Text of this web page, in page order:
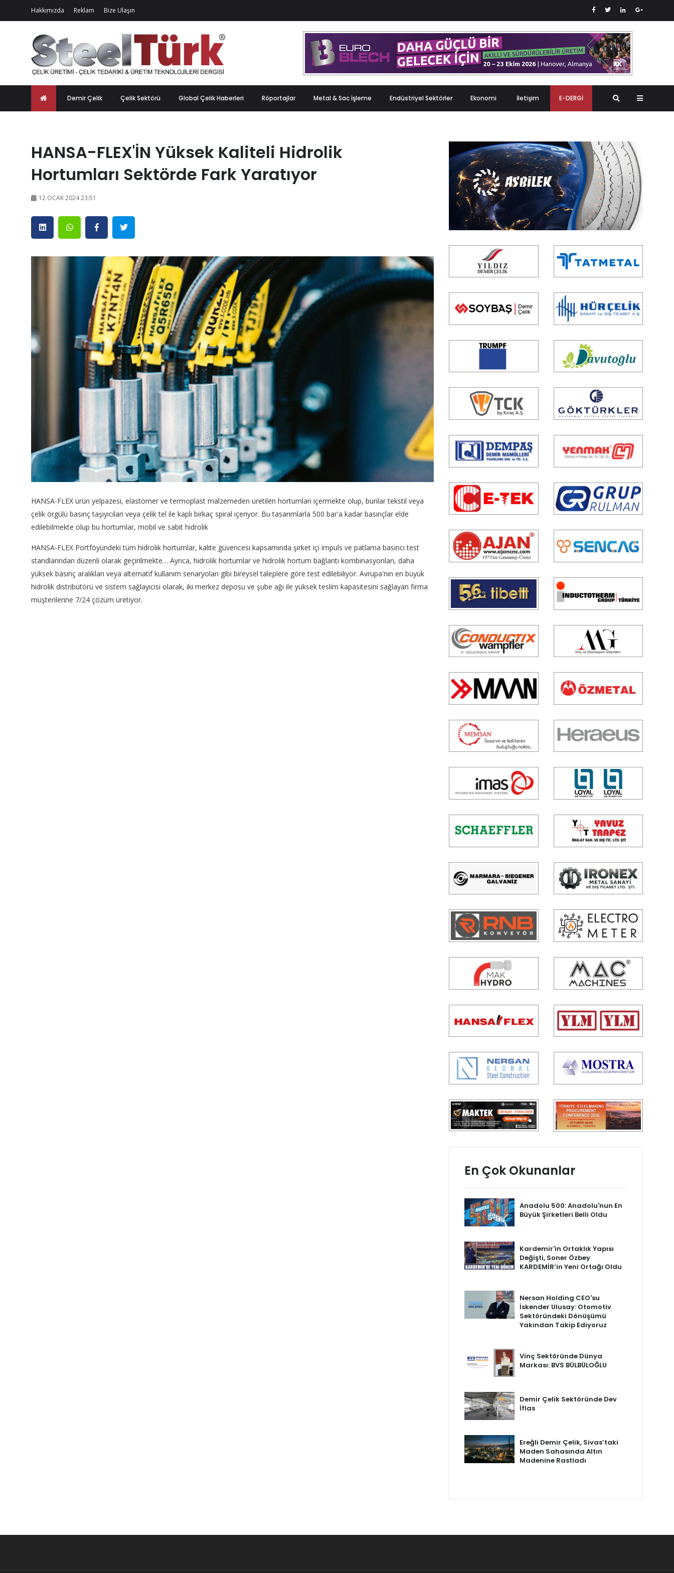
Hakkımızda Reklam Bize Ulaşın
Demir Çelik Çelik Sektörü Global Çelik Haberleri Röportajlar Metal & Sac İşleme Endüstriyel Sektörler Ekonomi İletişim E-DERGİ
HANSA-FLEX'İN Yüksek Kaliteli Hidrolik
Hortumları Sektörde Fark Yaratıyor
12 OCAK 2024 23:51
HANSA-FLEX ürün yelpazesi, elastomer ve termoplast malzemeden üretilen hortumları içermekte olup, bunlar tekstil veya
çelik örgülü basınç taşıyıcıları veya çelik tel ile kaplı birkaç spiral içeriyor. Bu tasarımlarla 500 bar'a kadar basınçlar elde
edilebilmekte olup bu hortumlar, mobil ve sabit hidrolik
HANSA-FLEX Portföyündeki tüm hidrolik hortumlar, kalite güvencesi kapsamında şirket içi impuls ve patlama basıncı test
standlarından düzenli olarak geçirilmekte… Ayrıca, hidrolik hortumlar ve hidrolik hortum bağlantı kombinasyonları, daha
yüksek basınç aralıkları veya alternatif kullanım senaryoları gibi bireysel taleplere göre test edilebiliyor. Avrupa'nın en büyük
hidrolik distribütörü ve sistem sağlayıcısı olarak, iki merkez deposu ve şube ağı ile yüksek teslim kapasitesini sağlayan firma
müşterilerine 7/24 çözüm üretiyor.
En Çok Okunanlar
Anadolu 500: Anadolu'nun En
Büyük Şirketleri Belli Oldu
Kardemir'in Ortaklık Yapısı
Değişti, Soner Özbey
KARDEMİR’in Yeni Ortağı Oldu
Nersan Holding CEO'su
İskender Ulusay: Otomotiv
Sektöründeki Dönüşümü
Yakından Takip Ediyoruz
Vinç Sektöründe Dünya
Markası: BVS BÜLBÜLOĞLU
Demir Çelik Sektöründe Dev
İflas
Ereğli Demir Çelik, Sivas’taki
Maden Sahasında Altın
Madenine Rastladı